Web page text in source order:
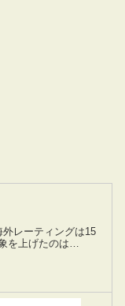
レーティングは15
を上げたのは…